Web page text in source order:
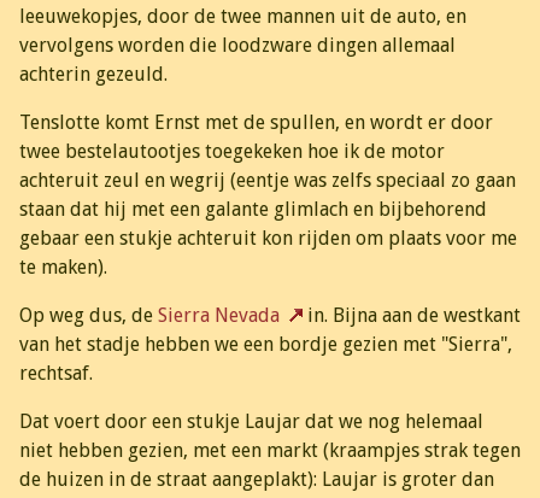
leeuwekopjes, door de twee mannen uit de auto, en
vervolgens worden die loodzware dingen allemaal
achterin gezeuld.
Tenslotte komt Ernst met de spullen, en wordt er door
twee bestelautootjes toegekeken hoe ik de motor
achteruit zeul en wegrij (eentje was zelfs speciaal zo gaan
staan dat hij met een galante glimlach en bijbehorend
gebaar een stukje achteruit kon rijden om plaats voor me
te maken).
Op weg dus, de Sierra Nevada
in. Bijna aan de westkant
van het stadje hebben we een bordje gezien met "Sierra",
rechtsaf.
Dat voert door een stukje Laujar dat we nog helemaal
niet hebben gezien, met een markt (kraampjes strak tegen
de huizen in de straat aangeplakt): Laujar is groter dan